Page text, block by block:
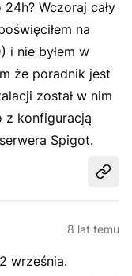
Wczoraj cały
na
i nie byłem w
że poradnik jest
został w nim
z konfiguracją
Spigot.
8 lat temu
września.